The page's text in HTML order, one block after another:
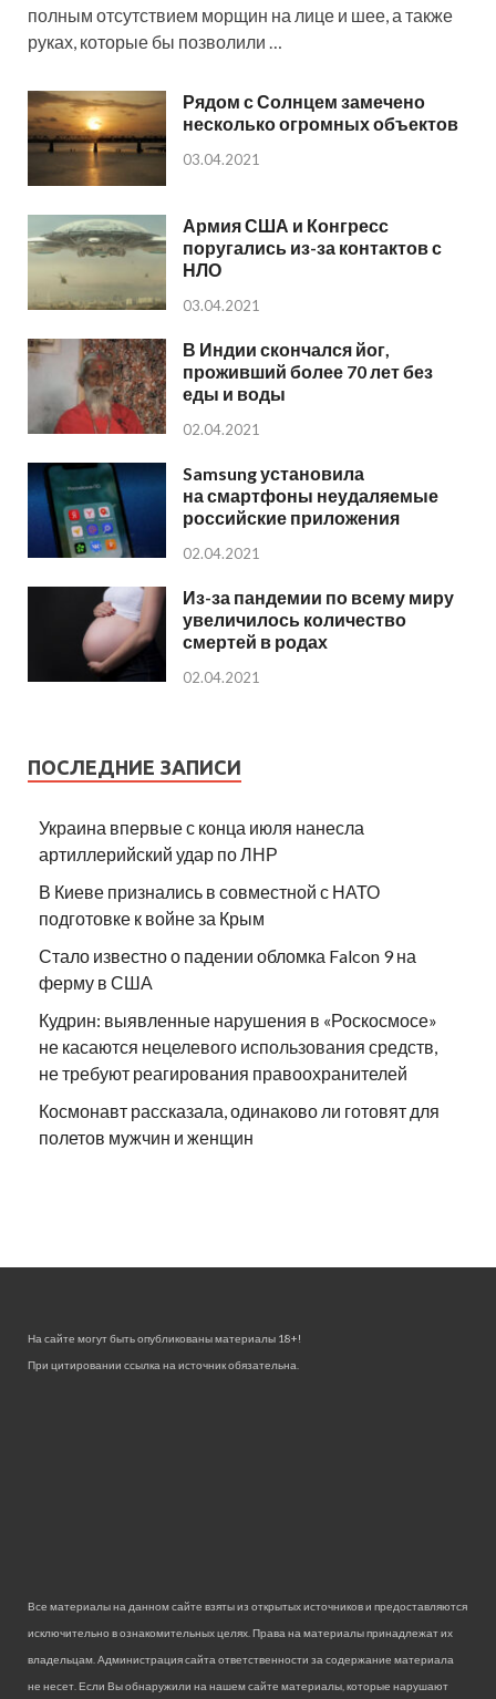
полным отсутствием морщин на лице и шее, а также
руках, которые бы позволили …
Рядом с Солнцем замечено
несколько огромных объектов
03.04.2021
Армия США и Конгресс
поругались из-за контактов с
НЛО
03.04.2021
В Индии скончался йог,
проживший более 70 лет без
еды и воды
02.04.2021
Samsung установила
на смартфоны неудаляемые
российские приложения
02.04.2021
Из-за пандемии по всему миру
увеличилось количество
смертей в родах
02.04.2021
ПОСЛЕДНИЕ ЗАПИСИ
Украина впервые с конца июля нанесла
артиллерийский удар по ЛНР
В Киеве признались в совместной с НАТО
подготовке к войне за Крым
Стало известно о падении обломка Falcon 9 на
ферму в США
Кудрин: выявленные нарушения в «Роскосмосе»
не касаются нецелевого использования средств,
не требуют реагирования правоохранителей
Космонавт рассказала, одинаково ли готовят для
полетов мужчин и женщин
На сайте могут быть опубликованы материалы 18+!
При цитировании ссылка на источник обязательна.
Все материалы на данном сайте взяты из открытых источников и предоставляются
исключительно в ознакомительных целях. Права на материалы принадлежат их
владельцам. Администрация сайта ответственности за содержание материала
не несет. Если Вы обнаружили на нашем сайте материалы, которые нарушают